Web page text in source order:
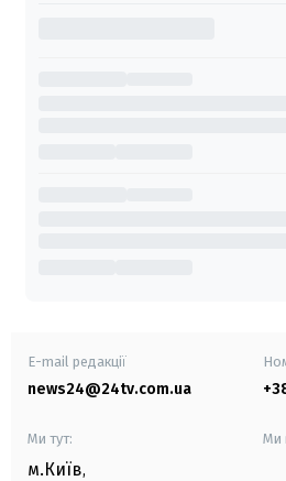
E-mail редакції
news24@24tv.com.ua
Ми тут:
м.Київ,
Ми